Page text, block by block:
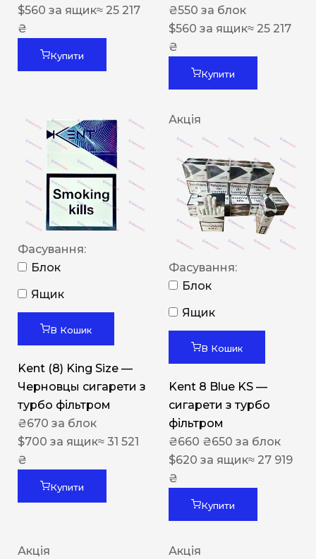
$560 за ящик≈ 25 217
₴
Купити
₴550 за блок
$560 за ящик≈ 25 217
₴
Купити
Фасування:
Блок
Ящик
В Кошик
Kent (8) King Size —
Черновцы сигарети з
турбо фільтром
₴670 за блок
$700 за ящик≈ 31 521
₴
Купити
Акція
Фасування:
Блок
Ящик
В Кошик
Kent 8 Blue KS —
сигарети з турбо
фільтром
₴660 ₴650 за блок
$620 за ящик≈ 27 919
₴
Купити
Акція Акція